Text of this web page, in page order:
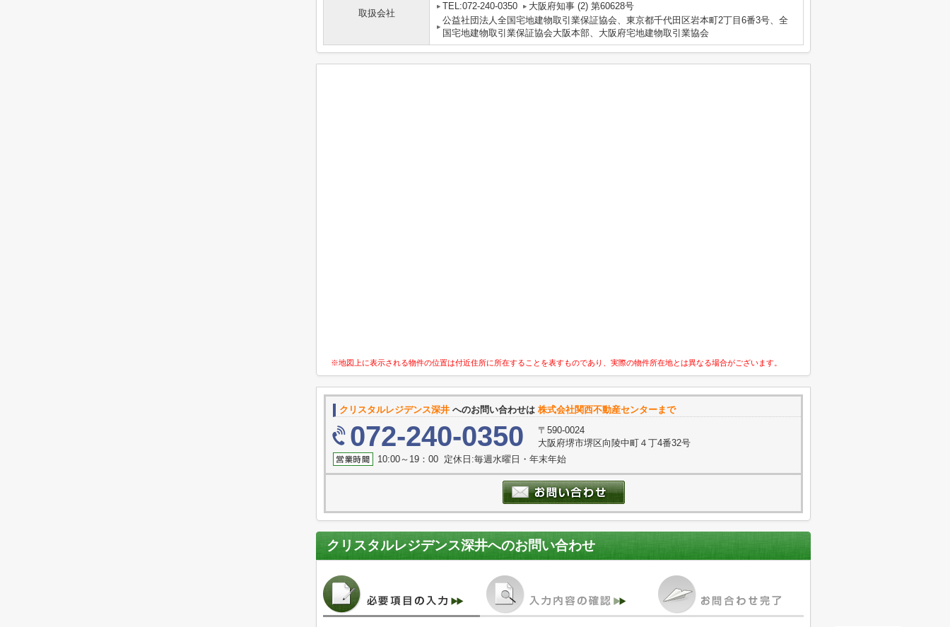
取扱会社
TEL:072-240-0350
大阪府知事 (2) 第60628号
公益社団法人全国宅地建物取引業保証協会、東京都千代田区岩本町2丁目6番3号、全
国宅地建物取引業保証協会大阪本部、大阪府宅地建物取引業協会
※地図上に表示される物件の位置は付近住所に所在することを表すものであり、実際の物件所在地とは異なる場合がございます。
クリスタルレジデンス深井 へのお問い合わせは 株式会社関西不動産センターまで
072-240-0350
〒590-0024
大阪府堺市堺区向陵中町４丁4番32号
10:00～19：00 定休日:毎週水曜日・年末年始
クリスタルレジデンス深井へのお問い合わせ